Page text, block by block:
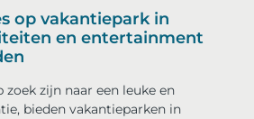
op vakantiepark in
en entertainment
zoek zijn naar een leuke en
bieden vakantieparken in